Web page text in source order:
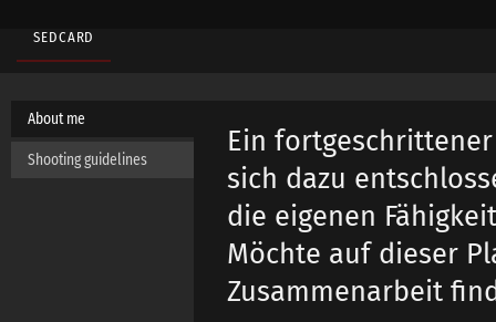
SEDCARD
About me
Shooting guidelines
Ein
sich dazu
die eigenen
Möchte auf dieser
Zusammenarbeit